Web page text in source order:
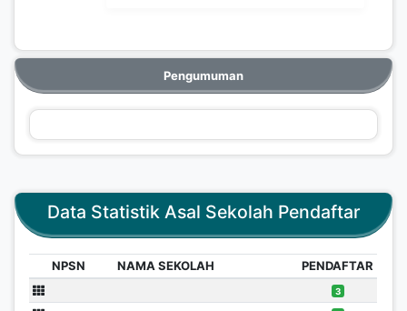
Pengumuman
Data Statistik Asal Sekolah Pendaftar
NPSN NAMA SEKOLAH PENDAFTAR
3